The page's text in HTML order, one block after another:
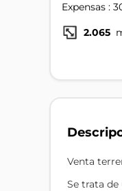
Expensas :
2.065
Venta
Se trata